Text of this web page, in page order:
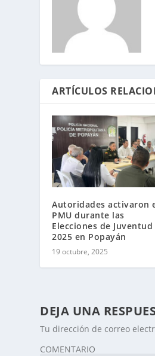
ARTÍCULOS
Autoridades activaron
PMU durante las
Elecciones de Juventud
2025 en Popayán
19 octubre, 2025
DEJA UNA
Tu dirección de correo
COMENTARIO